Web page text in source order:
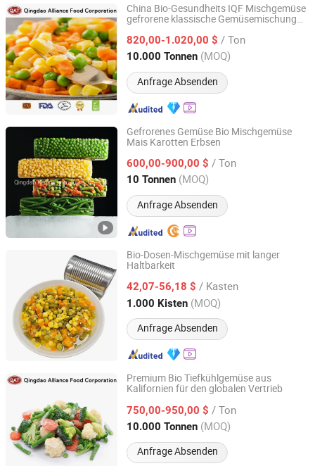
China Bio-Gesundheits IQF Mischgemüse
gefrorene klassische Gemüsemischung
Mais zu Großhandelspreisen
820,00-1.020,00 $ / Ton
10.000 Tonnen (MOQ)
Anfrage Absenden
QINGDAO ALLIANCE FOOD CORP.
Shandong, China Seit 2016
Gefrorenes Gemüse Bio Mischgemüse
Mais Karotten Erbsen
600,00-900,00 $ / Ton
10 Tonnen (MOQ)
Anfrage Absenden
Qingdao TPJ Foodstuff Co., Ltd.
Shandong, China Seit 2020
Bio-Dosen-Mischgemüse mit langer
Haltbarkeit
42,07-56,18 $ / Kasten
1.000 Kisten (MOQ)
Anfrage Absenden
Shandong Yuchuan International Trade Co., Ltd.
Shandong, China Seit 2022
Premium Bio Tiefkühlgemüse aus
Kalifornien für den globalen Vertrieb
750,00-950,00 $ / Ton
10.000 Tonnen (MOQ)
Anfrage Absenden
QINGDAO ALLIANCE FOOD CORP.
Shandong, China Seit 2016